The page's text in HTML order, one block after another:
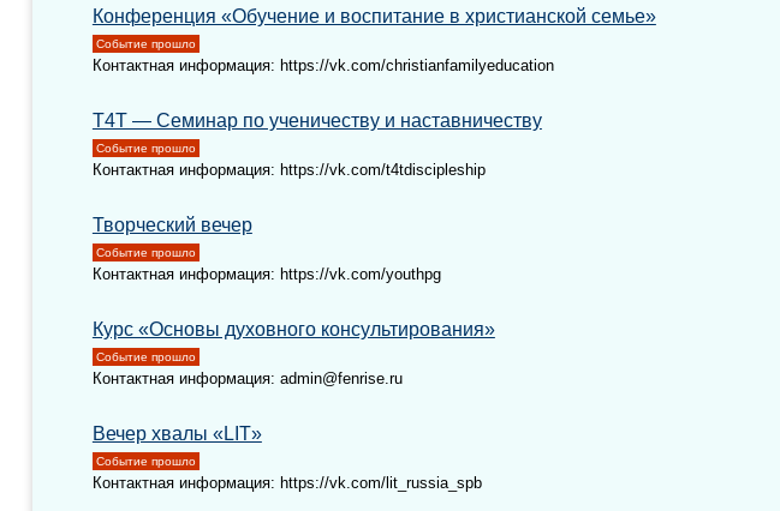
Конференция «Обучение и воспитание в христианской семье»
Событие прошло
Контактная информация: https://vk.com/christianfamilyeducation
T4T — Семинар по ученичеству и наставничеству
Событие прошло
Контактная информация: https://vk.com/t4tdiscipleship
Творческий вечер
Событие прошло
Контактная информация: https://vk.com/youthpg
Курс «Основы духовного консультирования»
Событие прошло
Контактная информация: admin@fenrise.ru
Вечер хвалы «LIT»
Событие прошло
Контактная информация: https://vk.com/lit_russia_spb